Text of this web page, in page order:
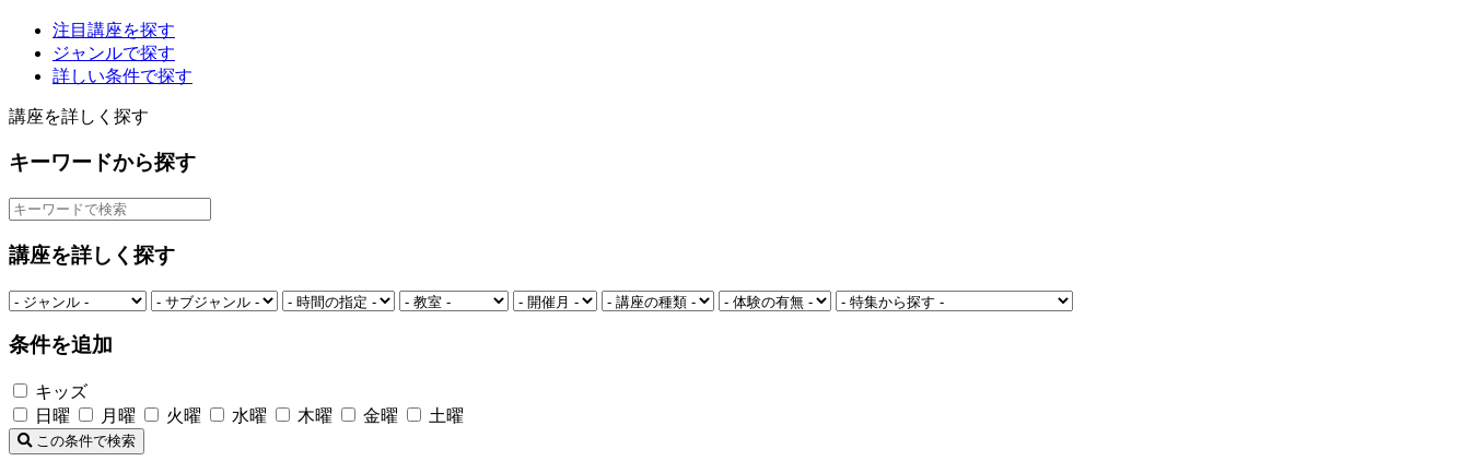
注目講座を探す
ジャンルで探す
詳しい条件で探す
講座を詳しく探す
キーワードから探す
講座を詳しく探す
条件を追加
キッズ
日曜
月曜 火曜 水曜 木曜 金曜 土曜
この条件で検索